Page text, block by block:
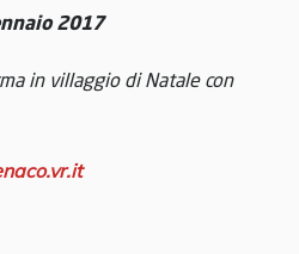
2017
in villaggio di Natale con